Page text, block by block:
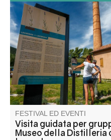
Accompagnati da un
culturale, scoprite questa ex
distilleria di profumi. La
distilleria è stata costruita nel
1905 da un'azienda tedesca
con una presenza
internazionale.
FESTIVAL ED EVENTI
Visita guidata per
Museo della Distilleria